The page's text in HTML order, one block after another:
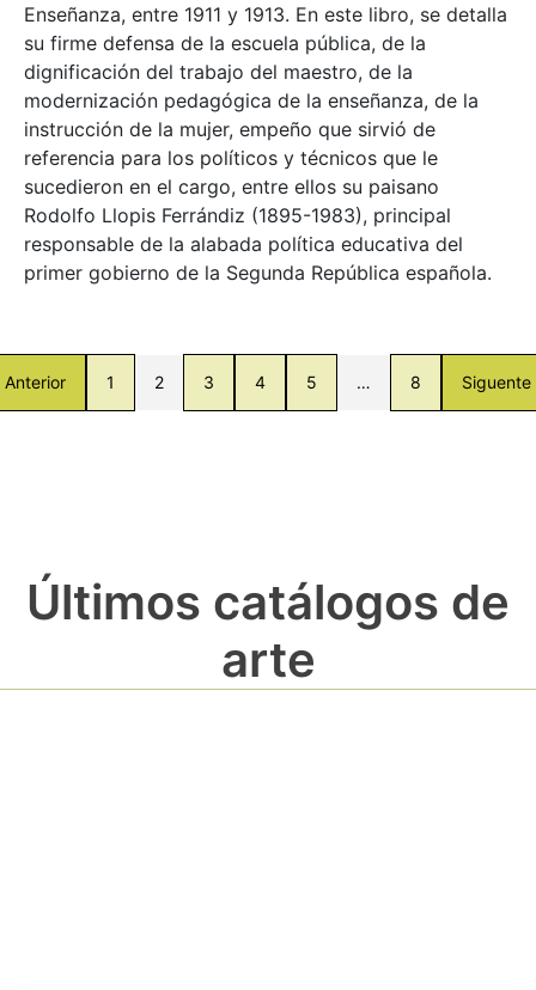
Enseñanza, entre 1911 y 1913. En este libro, se detalla
su firme defensa de la escuela pública, de la
dignificación del trabajo del maestro, de la
modernización pedagógica de la enseñanza, de la
instrucción de la mujer, empeño que sirvió de
referencia para los políticos y técnicos que le
sucedieron en el cargo, entre ellos su paisano
Rodolfo Llopis Ferrándiz (1895-1983), principal
responsable de la alabada política educativa del
primer gobierno de la Segunda República española.
Anterior 1 2 3 4 5 … 8 Siguente
Últimos catálogos de
arte